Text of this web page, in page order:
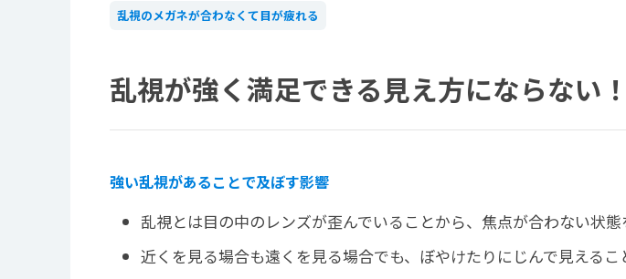
乱視のメガネが合わなくて目が疲れる
乱視が強く満足できる見え方にならない
強い乱視があることで及ぼす影響
乱視とは目の中のレンズが歪んでいることから、焦点が合わない状態
近くを見る場合も遠くを見る場合でも、ぼやけたりにじんで見えるこ